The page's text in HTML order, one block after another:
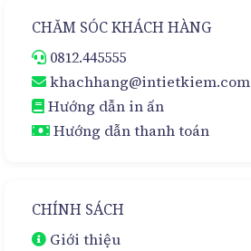
CHĂM SÓC KHÁCH HÀNG
0812.445555
khachhang@intietkiem.com
Hướng dẫn in ấn
Hướng dẫn thanh toán
CHÍNH SÁCH
Giới thiệu